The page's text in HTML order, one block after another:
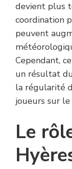
devient plus
coordination
peuvent
Cependant,
un résultat
la régularité
joueurs sur
Le